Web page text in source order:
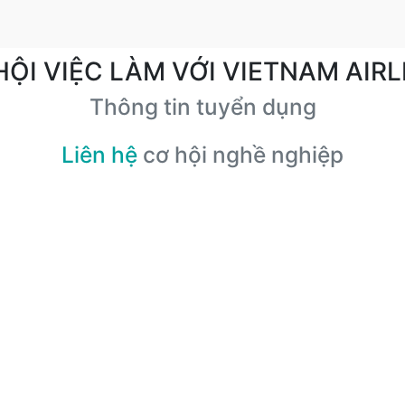
VIỆC LÀM VỚI VIETNAM
Thông tin tuyển dụng
Liên hệ cơ hội nghề nghiệp